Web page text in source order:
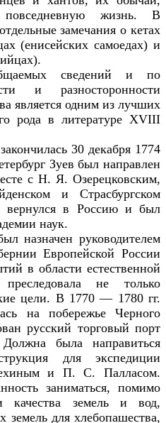
жизнь. В
замечания о кетах
(енисейских самоедах) и
сведений и по
и разносторонности
является одним из лучших
рода в литературе XVIII
30 декабря 1774
Зуев был направлен
с Н. Я. Озерецковским,
и Страсбургском
вернулся в Россию и был
наук.
назначен руководителем
Европейской России
в области естественной
не только
цели. В 1770 — 1780 гг.
на побережье Черного
русский торговый порт
была направиться
для экспедиции
и П. С. Палласом.
заниматься, помимо
качества земель и вод,
земель для хлебопашества,